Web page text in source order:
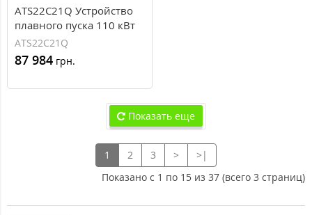
ATS22C21Q Устройство
плавного пуска 110 кВт
Schneider Electric ATS22
ATS22C21Q
87 984 грн.
Показать еще
1 2 3 >
>|
Показано с 1 по 15 из 37 (всего 3 страниц)